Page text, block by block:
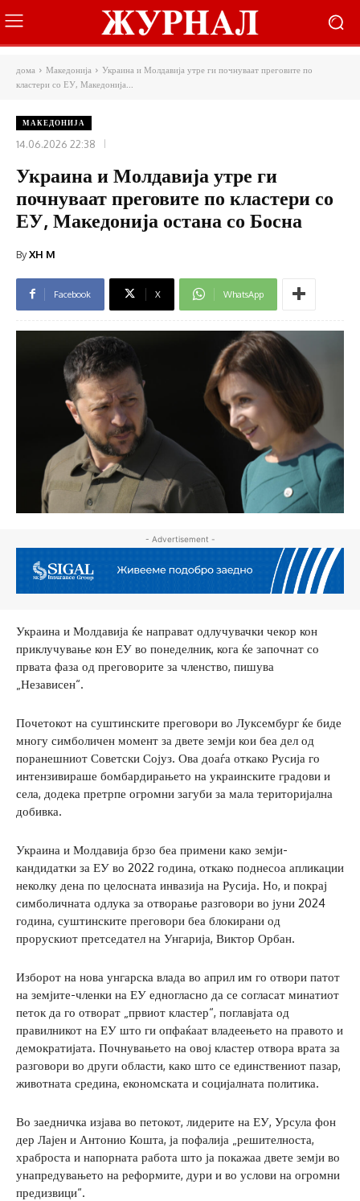
дома Македонија
Украина и Молдавија утре ги почнуваат преговите по
кластери со ЕУ, Македонија...
МАКЕДОНИЈА
14.06.2026 22:38
Украина и Молдавија утре ги
почнуваат преговите по кластери со
ЕУ, Македонија остана со Босна
ByXH M
Facebook X WhatsApp
- Advertisement -
Украина и Молдавија ќе направат одлучувачки чекор кон
приклучување кон ЕУ во понеделник, кога ќе започнат со
првата фаза од преговорите за членство, пишува
„Независен“.
Почетокот на суштинските преговори во Луксембург ќе биде
многу симболичен момент за двете земји кои беа дел од
поранешниот Советски Сојуз. Ова доаѓа откако Русија го
интензивираше бомбардирањето на украинските градови и
села, додека претрпе огромни загуби за мала територијална
добивка.
Украина и Молдавија брзо беа примени како земји-
кандидатки за ЕУ ​​во 2022 година, откако поднесоа апликации
неколку дена по целосната инвазија на Русија. Но, и покрај
симболичната одлука за отворање разговори во јуни 2024
година, суштинските преговори беа блокирани од
прорускиот претседател на Унгарија, Виктор Орбан.
Изборот на нова унгарска влада во април им го отвори патот
на земјите-членки на ЕУ едногласно да се согласат минатиот
петок да го отворат „првиот кластер“, поглавјата од
правилникот на ЕУ што ги опфаќаат владеењето на правото и
демократијата. Почнувањето на овој кластер отвора врата за
разговори во други области, како што се единствениот пазар,
животната средина, економската и социјалната политика.
Во заедничка изјава во петокот, лидерите на ЕУ, Урсула фон
дер Лајен и Антонио Кошта, ја пофалија „решителноста,
храброста и напорната работа што ја покажаа двете земји во
унапредувањето на реформите, дури и во услови на огромни
предизвици“.